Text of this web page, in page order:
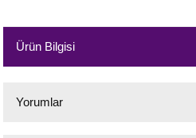
Ürün Bilgisi
Yorumlar